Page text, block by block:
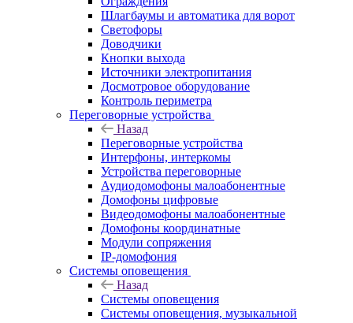
Шлагбаумы и автоматика для ворот
Светофоры
Доводчики
Кнопки выхода
Источники электропитания
Досмотровое оборудование
Контроль периметра
Переговорные устройства
Назад
Переговорные устройства
Интерфоны, интеркомы
Устройства переговорные
Аудиодомофоны малоабонентные
Домофоны цифровые
Видеодомофоны малоабонентные
Домофоны координатные
Модули сопряжения
IP-домофония
Системы оповещения
Назад
Системы оповещения
Системы оповещения, музыкальной